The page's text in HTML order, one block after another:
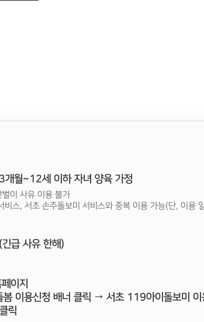
개월~12세 이하 자녀 양육 가정
이 사유 이용 불가
스, 서초 손주돌보미 서비스와 중복 이용 가능(단, 이용
급 사유 한해)
이지
봄 이용신청 배너 클릭 → 서초 119아이돌보미 이
릭